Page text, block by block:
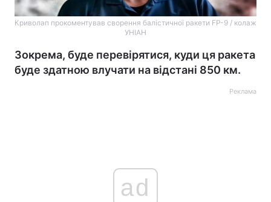
Криволап прокоментував сворення балістичної ракети FP-9 / колаж
УНІАН
Зокрема, буде перевірятися, куди ця ракета
буде здатною влучати на відстані 850 км.
Реклама
ad